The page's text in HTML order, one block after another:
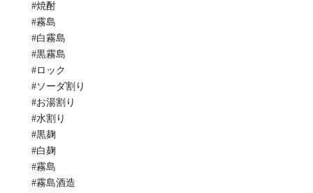
#焼酎
#霧島
#白霧島
#黒霧島
#ロック
#ソーダ割り
#お湯割り
#水割り
#黒麹
#白麹
#霧島
#霧島酒造